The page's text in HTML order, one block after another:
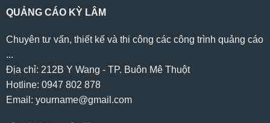
QUẢNG CÁO KỲ LÂM
Chuyên tư vấn, thiết kế và thi công các công trình quảng cáo
...
Địa chỉ: 212B Y Wang - TP. Buôn Mê Thuột
Hotline: 0947 802 878
Email: yourname@gmail.com